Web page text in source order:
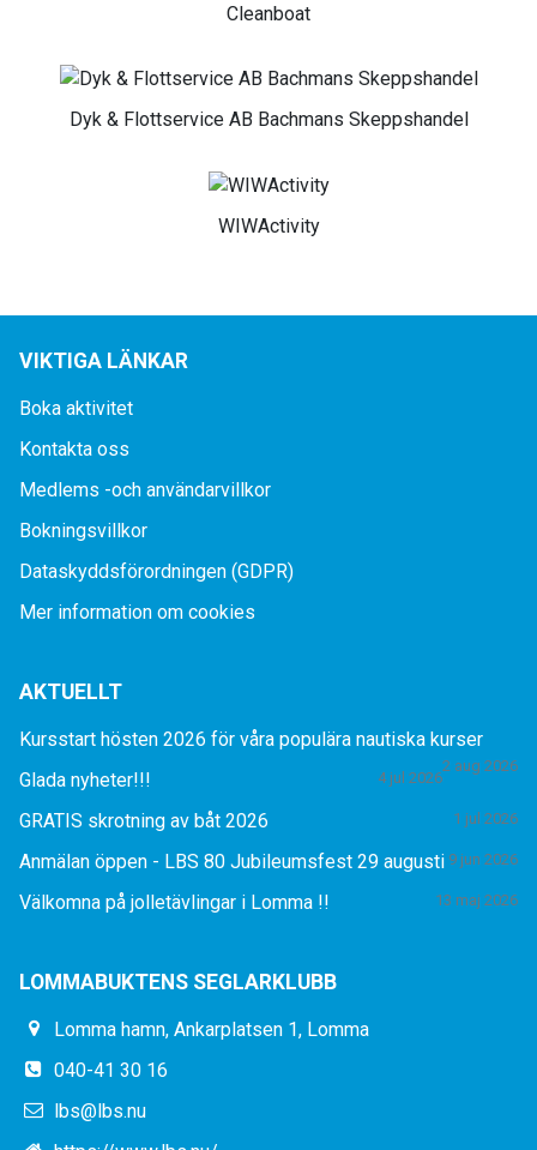
Cleanboat
Dyk & Flottservice AB Bachmans Skeppshandel
WIWActivity
VIKTIGA LÄNKAR
Boka aktivitet
Kontakta oss
Medlems -och användarvillkor
Bokningsvillkor
Dataskyddsförordningen (GDPR)
Mer information om cookies
AKTUELLT
Kursstart hösten 2026 för våra populära nautiska kurser
2 aug 2026
Glada nyheter!!! 4 jul 2026
GRATIS skrotning av båt 2026 1 jul 2026
Anmälan öppen - LBS 80 Jubileumsfest 29 augusti 9 jun 2026
Välkomna på jolletävlingar i Lomma !! 13 maj 2026
LOMMABUKTENS SEGLARKLUBB
Lomma hamn, Ankarplatsen 1, Lomma
040-41 30 16
lbs@lbs.nu